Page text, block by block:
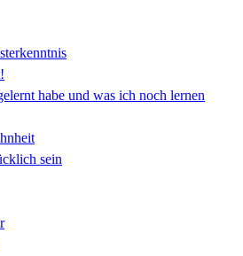
habe und was ich noch lernen
sein